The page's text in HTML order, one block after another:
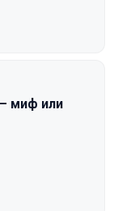
миф или